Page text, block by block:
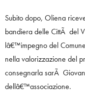
Subito dopo, Oliena
bandiera delle CittÃ del
lâ€™impegno del
nella valorizzazione del
consegnarla sarÃ
dellâ€™associazione.